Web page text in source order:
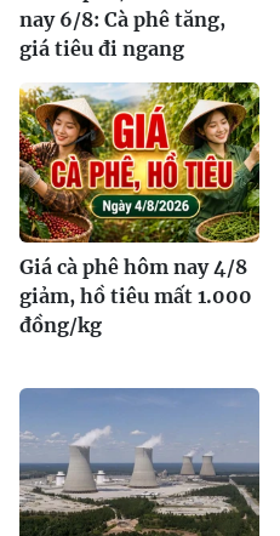
nay 6/8: Cà phê tăng,
giá tiêu đi ngang
Giá cà phê hôm nay 4/8
giảm, hồ tiêu mất 1.000
đồng/kg